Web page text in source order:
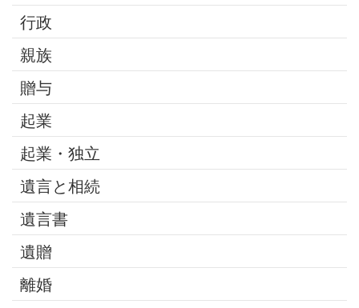
行政
親族
贈与
起業
起業・独立
遺言と相続
遺言書
遺贈
離婚